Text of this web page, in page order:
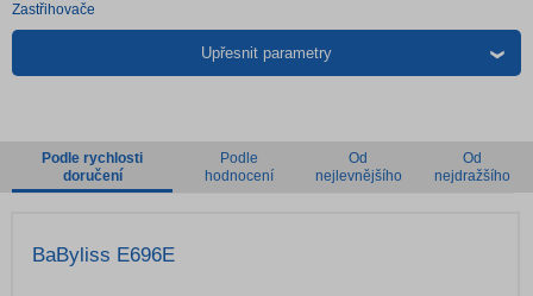
Zastřihovače
Upřesnit parametry
Podle rychlosti
doručení
Podle
hodnocení
Od
nejlevnějšího
Od
nejdražšího
BaByliss E696E